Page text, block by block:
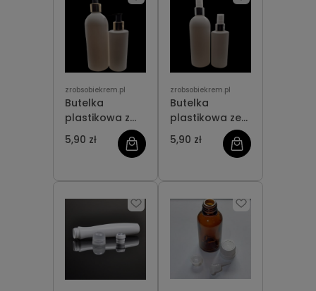
zrobsobiekrem.pl
Butelka
plastikowa z
pompką
5,90 zł
zrobsobiekrem.pl
Butelka
plastikowa ze
srebrnym
atomizerem
5,90 zł